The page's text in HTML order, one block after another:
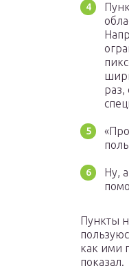
раз,
Ну,
Пункты
как ими
показал.